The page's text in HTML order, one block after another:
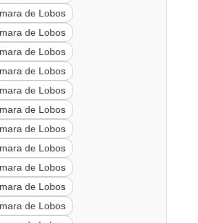
de Lobos
de Lobos
de Lobos
de Lobos
de Lobos
de Lobos
de Lobos
de Lobos
de Lobos
de Lobos
de Lobos